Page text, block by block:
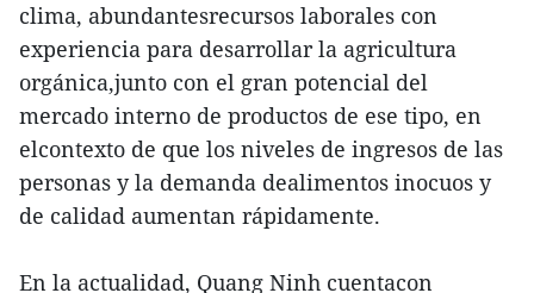
clima, abundantesrecursos laborales con
experiencia para desarrollar la agricultura
orgánica,junto con el gran potencial del
mercado interno de productos de ese tipo, en
elcontexto de que los niveles de ingresos de las
personas y la demanda dealimentos inocuos y
de calidad aumentan rápidamente.
En la actualidad, Quang Ninh cuentacon